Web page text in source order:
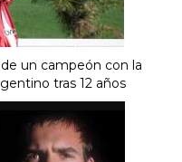
un campeón con la
tras 12 años